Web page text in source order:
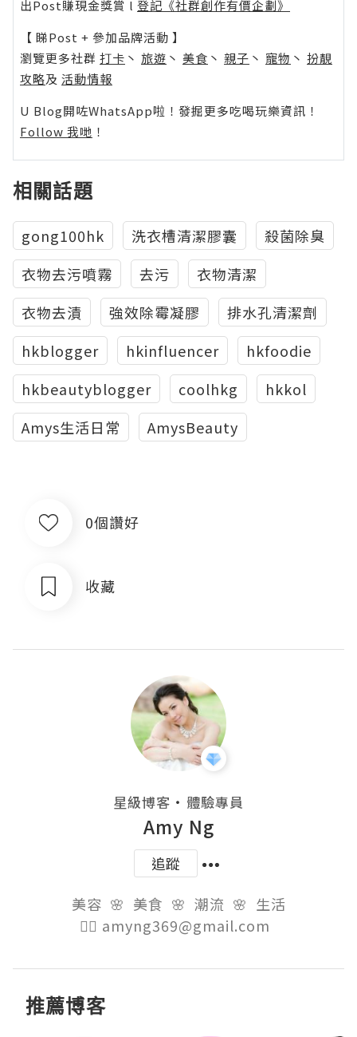
出Post賺現金獎賞 l 登記《社群創作有價企劃》
【 睇Post + 參加品牌活動 】
瀏覽更多社群 打卡 丶 旅遊 丶 美食 丶 親子 丶 寵物 丶 扮靚
攻略及 活動情報
U Blog開咗WhatsApp啦！發掘更多吃喝玩樂資訊！
Follow 我哋 ！
相關話題
gong100hk 洗衣槽清潔膠囊
殺菌除臭
衣物去污噴霧
去污
衣物清潔
衣物去漬
強效除霉凝膠
排水孔清潔劑
hkblogger
hkinfluencer
hkfoodie
hkbeautyblogger
coolhkg
hkkol
Amys生活日常
AmysBeauty
0個讚好
收藏
星級博客 ・ 體驗專員
Amy Ng
追蹤
美容  🌸  美食  🌸  潮流  🌸  生活
👉🏻 amyng369@gmail.com
推薦博客